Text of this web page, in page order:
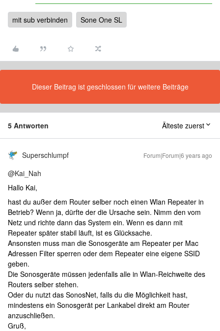
mit sub verbinden Sone One SL
Dieser Beitrag ist geschlossen für weitere Beiträge
5 Antworten Älteste zuerst
Superschlumpf Forum|Forum|6 years ago
@Kai_Nah
Hallo Kai,
hast du außer dem Router selber noch einen Wlan Repeater in
Betrieb? Wenn ja, dürfte der die Ursache sein. Nimm den vom
Netz und richte dann das System ein. Wenn es dann mit
Repeater später stabil läuft, ist es Glücksache.
Ansonsten muss man die Sonosgeräte am Repeater per Mac
Adressen Filter sperren oder dem Repeater eine eigene SSID
geben.
Die Sonosgeräte müssen jedenfalls alle in Wlan-Reichweite des
Routers selber stehen.
Oder du nutzt das SonosNet, falls du die Möglichkeit hast,
mindestens ein Sonosgerät per Lankabel direkt am Router
anzuschließen.
Gruß,